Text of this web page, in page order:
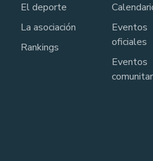
El deporte
La asociación
Rankings
Eventos
oficiales
Eventos